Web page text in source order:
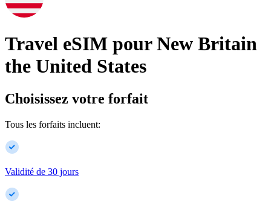
Travel eSIM pour New Britain
the United States
Choisissez votre forfait
Tous les forfaits incluent:
Validité de 30 jours